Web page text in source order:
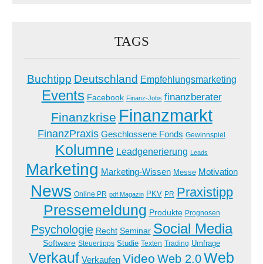
TAGS
Buchtipp Deutschland Empfehlungsmarketing
Events Facebook Finanz-Jobs finanzberater
Finanzkrise Finanzmarkt
FinanzPraxis Geschlossene Fonds Gewinnspiel
Kolumne Leadgenerierung Leads
Marketing Marketing-Wissen Messe Motivation
News Online PR pdf Magazin PKV PR Praxistipp
Pressemeldung Produkte Prognosen
Psychologie Recht Seminar Social Media
Software Steuertipps Studie Texten Trading Umfrage
Verkauf Verkaufen Video Web 2.0Web